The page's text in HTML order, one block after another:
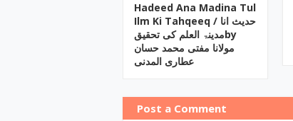
Hadeed Ana Madina Tul
Ilm Ki Tahqeeq / حدیث انا
مدینۃ العلم کی تحقیقby
مولانا مفتی محمد حسان
عطاری المدنی
Post a Comment